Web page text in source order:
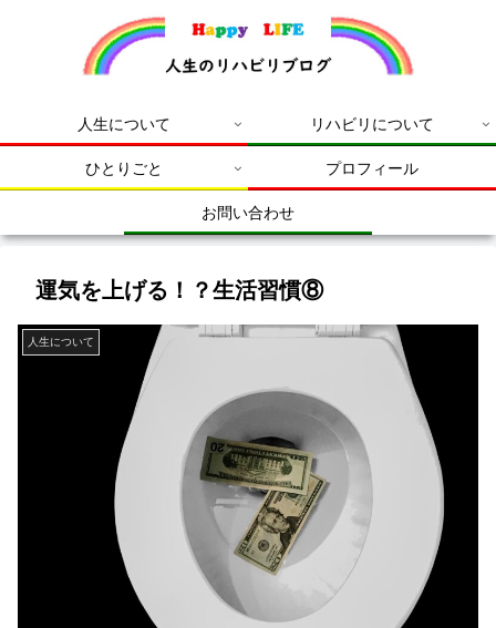
人生について リハビリについて
ひとりごと プロフィール
お問い合わせ
運気を上げる！？生活習慣⑧
人生について